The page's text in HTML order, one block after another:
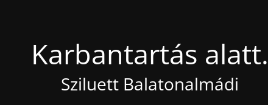
Karbantartás alatt.
Sziluett Balatonalmádi